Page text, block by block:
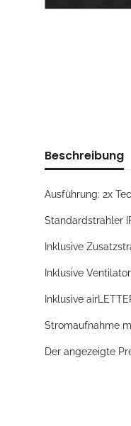
Beschreibung
Ausführung: 2x
Standardstrahler
Inklusive
Inklusive
Inklusive
Stromaufnahme
Der angezeigte